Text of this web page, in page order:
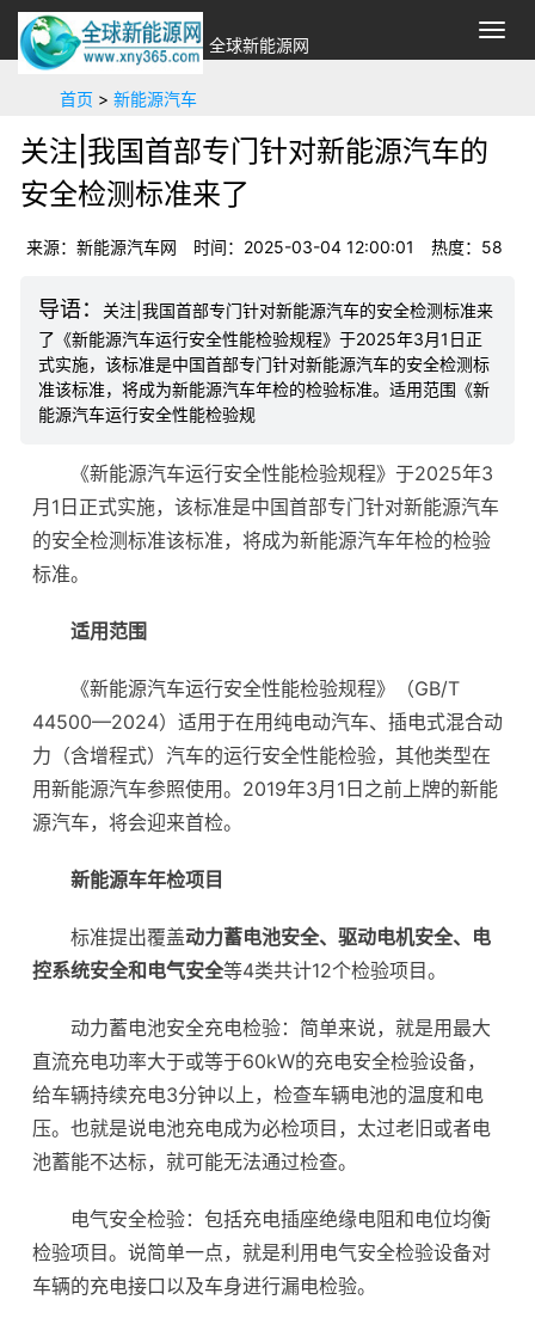
切
换
全球新能源网
首页 > 新能源汽车
关注|我国首部专门针对新能源汽车的
安全检测标准来了
来源：新能源汽车网 时间：2025-03-04 12:00:01 热度： 58
关注|我国首部专门针对新能源汽车的安全检测标准来
了《新能源汽车运行安全性能检验规程》于2025年3月1日正
式实施，该标准是中国首部专门针对新能源汽车的安全检测标
准该标准，将成为新能源汽车年检的检验标准。适用范围《新
能源汽车运行安全性能检验规
《新能源汽车运行安全性能检验规程》于2025年3
月1日正式实施，该标准是中国首部专门针对新能源汽车
的安全检测标准该标准，将成为新能源汽车年检的检验
标准。
适用范围
《新能源汽车运行安全性能检验规程》（GB/T
44500—2024）适用于在用纯电动汽车、插电式混合动
力（含增程式）汽车的运行安全性能检验，其他类型在
用新能源汽车参照使用。2019年3月1日之前上牌的新能
源汽车，将会迎来首检。
新能源车年检项目
标准提出覆盖动力蓄电池安全、驱动电机安全、电
控系统安全和电气安全等4类共计12个检验项目。
动力蓄电池安全充电检验：简单来说，就是用最大
直流充电功率大于或等于60kW的充电安全检验设备，
给车辆持续充电3分钟以上，检查车辆电池的温度和电
压。也就是说电池充电成为必检项目，太过老旧或者电
池蓄能不达标，就可能无法通过检查。
电气安全检验：包括充电插座绝缘电阻和电位均衡
检验项目。说简单一点，就是利用电气安全检验设备对
车辆的充电接口以及车身进行漏电检验。